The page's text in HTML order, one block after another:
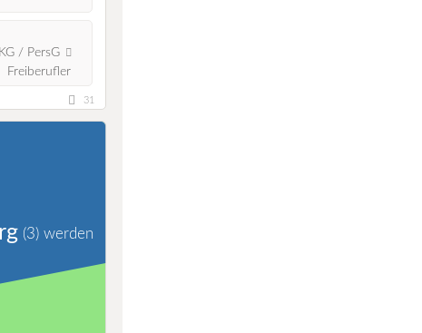
/ PersG
Freiberufler
31
(3)werden